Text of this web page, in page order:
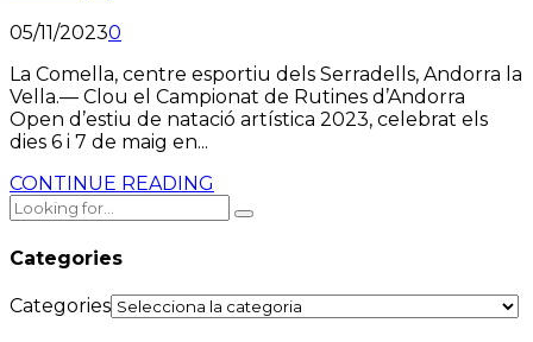
05/11/20230
La Comella, centre esportiu dels Serradells, Andorra la
Vella.— Clou el Campionat de Rutines d’Andorra
Open d’estiu de natació artística 2023, celebrat els
dies 6 i 7 de maig en...
CONTINUE READING
Categories
Categories